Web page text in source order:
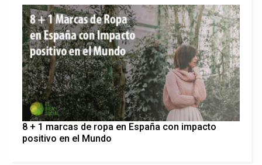
8 + 1 marcas de ropa en España con impacto
positivo en el Mundo